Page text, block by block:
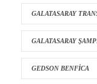
GALATASARAY
GALATASARAY
GEDSON BENFICA